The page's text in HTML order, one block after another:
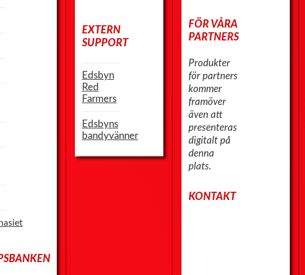
EXTERN
SUPPORT
Edsbyn
Red
Farmers
Edsbyns
bandyvänner
FÖR VÅRA
PARTNERS
Produkter
för partners
kommer
framöver
även att
presenteras
digitalt på
denna
plats.
KONTAKT